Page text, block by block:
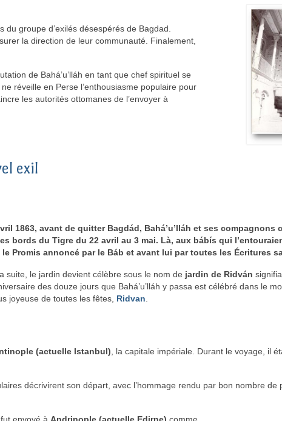
groupe d’exilés désespérés de Bagdad.
la direction de leur communauté. Finalement,
de Bahá’u’lláh en tant que chef spirituel se
réveille en Perse l’enthousiasme populaire pour
les autorités ottomanes de l’envoyer à
exil
1863, avant de quitter Bagdád, Bahá’u’lláh et ses compagnons
bords du Tigre du 22 avril au 3 mai. Là, aux bábís qui
le Promis annoncé par le Báb et avant lui par toutes les Écritures
suite, le jardin devient célèbre sous le nom de jardin de Ridván
des douze jours que Bahá’u’lláh y passa est célébré dans le
joyeuse de toutes les fêtes, Ridvan
(actuelle Istanbul), la capitale impériale. Durant le voyage, il
décrivirent son départ, avec l’hommage rendu par bon nombre